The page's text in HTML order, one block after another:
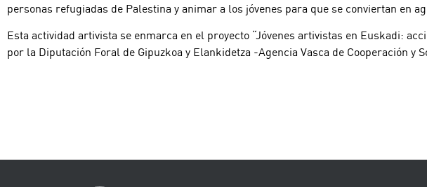
personas refugiadas de Palestina y animar a los jóvenes para que se conviertan en
Esta actividad artivista se enmarca en el proyecto “Jóvenes artivistas en Euskadi:
por la Diputación Foral de Gipuzkoa y Elankidetza -Agencia Vasca de Cooperación y